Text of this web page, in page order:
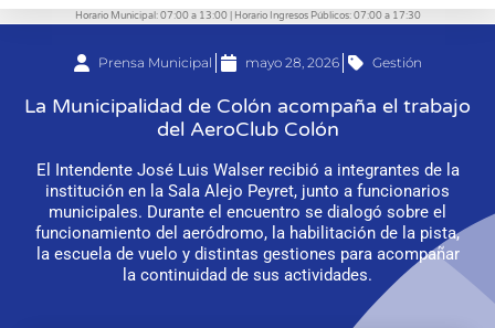
Horario Municipal: 07:00 a 13:00 | Horario Ingresos Públicos: 07:00 a 17:30
Prensa Municipal mayo 28, 2026 Gestión
La Municipalidad de Colón acompaña el trabajo
del AeroClub Colón
El Intendente José Luis Walser recibió a integrantes de la
institución en la Sala Alejo Peyret, junto a funcionarios
municipales. Durante el encuentro se dialogó sobre el
funcionamiento del aeródromo, la habilitación de la pista,
la escuela de vuelo y distintas gestiones para acompañar
la continuidad de sus actividades.